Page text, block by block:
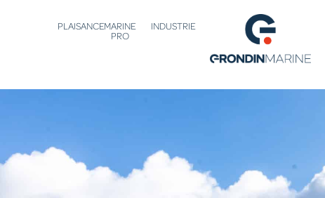
PLAISANCEMARINE
PRO
INDUSTRIE